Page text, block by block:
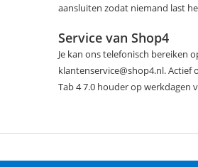
aansluiten zodat niemand last
Service van Shop4
Je kan ons telefonisch bereiken
klantenservice@shop4.nl. Actief
Tab 4 7.0 houder op werkdagen